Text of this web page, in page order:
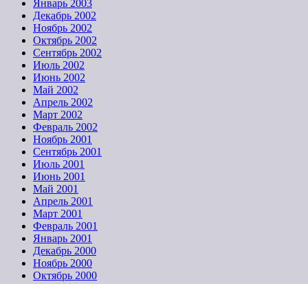
Январь 2003
Декабрь 2002
Ноябрь 2002
Октябрь 2002
Сентябрь 2002
Июль 2002
Июнь 2002
Май 2002
Апрель 2002
Март 2002
Февраль 2002
Ноябрь 2001
Сентябрь 2001
Июль 2001
Июнь 2001
Май 2001
Апрель 2001
Март 2001
Февраль 2001
Январь 2001
Декабрь 2000
Ноябрь 2000
Октябрь 2000